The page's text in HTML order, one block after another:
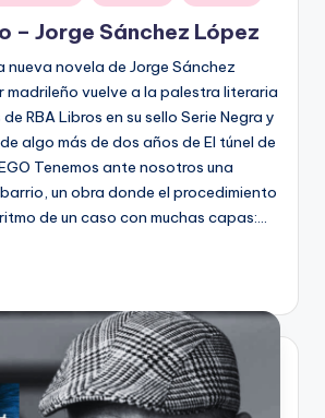
– Jorge Sánchez López
nueva novela de Jorge Sánchez
madrileño vuelve a la palestra literaria
RBA Libros en su sello Serie Negra y
algo más de dos años de El túnel de
Tenemos ante nosotros una
un obra donde el procedimiento
de un caso con muchas capas:…